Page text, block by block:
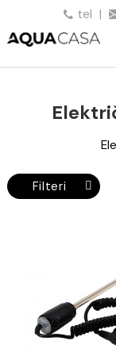
tel |